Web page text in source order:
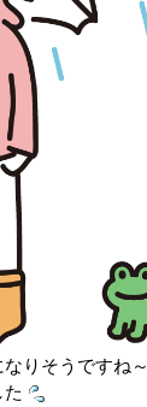
りそうですね～